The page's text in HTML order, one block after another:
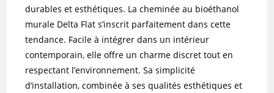
durables et esthétiques. La cheminée au bioéthanol
murale Delta Flat s’inscrit parfaitement dans cette
tendance. Facile à intégrer dans un intérieur
contemporain, elle offre un charme discret tout en
respectant l’environnement. Sa simplicité
d’installation, combinée à ses qualités esthétiques et